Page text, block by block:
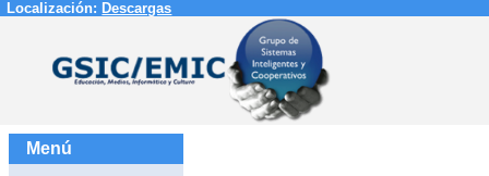
Localización: Descargas
Menú